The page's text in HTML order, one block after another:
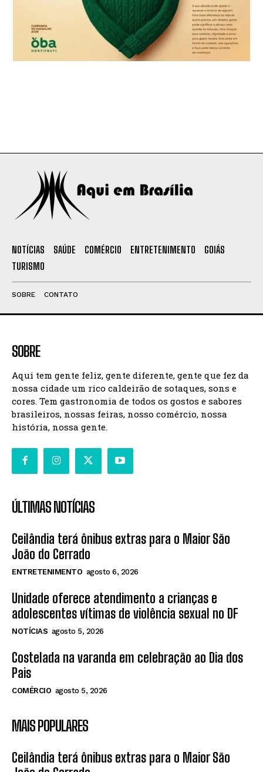
NOTÍCIAS SAÚDE COMÉRCIO ENTRETENIMENTO
GOIÁS
TURISMO
SOBRE CONTATO
SOBRE
Aqui tem gente feliz, gente diferente, gente que fez da
nossa cidade um rico caldeirão de sotaques, sons e
cores. Tem gastronomia de todos os gostos e sabores
brasileiros, nossas feiras, nosso comércio, nossa
história, nossa gente.
ÚLTIMAS NOTÍCIAS
Ceilândia terá ônibus extras para o Maior São
João do Cerrado
ENTRETENIMENTO agosto 6, 2026
Unidade oferece atendimento a crianças e
adolescentes vítimas de violência sexual no DF
NOTÍCIAS agosto 5, 2026
Costelada na varanda em celebração ao Dia dos
Pais
COMÉRCIO agosto 5, 2026
MAIS POPULARES
Ceilândia terá ônibus extras para o Maior São